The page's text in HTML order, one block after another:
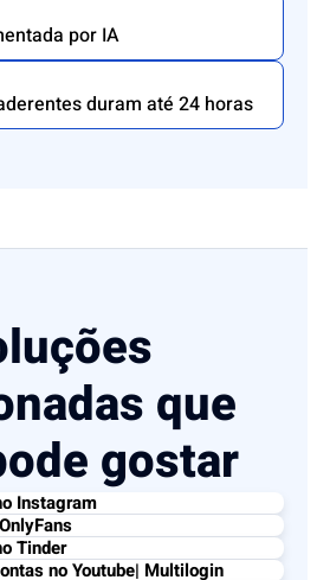
por IA
duram até 24 horas
que
gostar
Instagram
Tinder
no Youtube| Multilogin